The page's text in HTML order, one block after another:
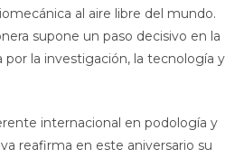
al aire libre del mundo.
supone un paso decisivo en la
la investigación, la tecnología y
internacional en podología y
reafirma en este aniversario su